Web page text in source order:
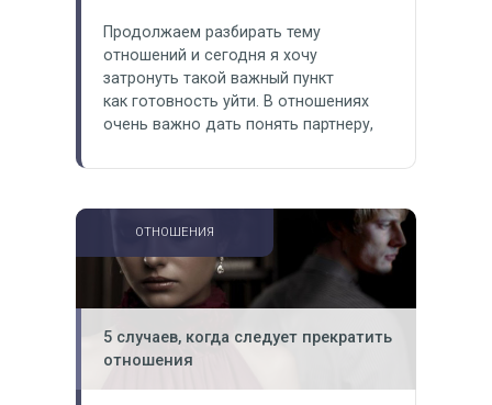
Продолжаем разбирать тему
отношений и сегодня я хочу
затронуть такой важный пункт
как готовность уйти. В отношениях
очень важно дать понять партнеру,
к вам, совершения каких-то
могут закончиться. Бывает так, что
когда девушка уже в полной мере
«завладела» партнером, она может
начать позволять себе больше, чем
могла до этого…
ОТНОШЕНИЯ
5 случаев, когда следует прекратить
отношения